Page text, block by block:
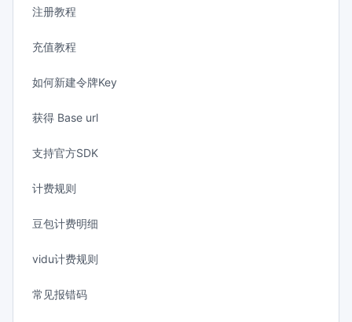
注册教程
充值教程
如何新建令牌Key
获得 Base url
支持官方SDK
计费规则
豆包计费明细
vidu计费规则
常见报错码